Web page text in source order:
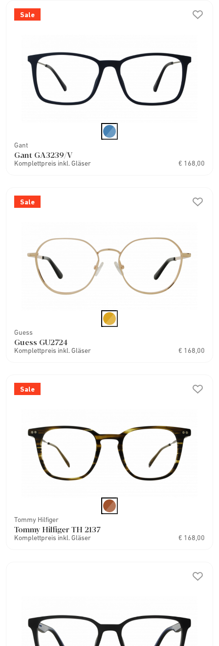
Sale
Gant
Gant GA3239/V
Komplettpreis inkl. Gläser € 168,00
Sale
Guess
Guess GU2724
Komplettpreis inkl. Gläser € 168,00
Sale
Tommy Hilfiger
Tommy Hilfiger TH 2137
Komplettpreis inkl. Gläser € 168,00